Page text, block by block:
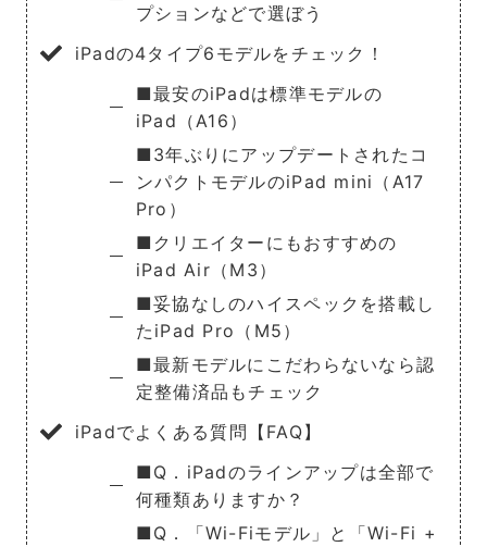
プションなどで選ぼう
iPadの4タイプ6モデルをチェック！
■最安のiPadは標準モデルの
iPad（A16）
■3年ぶりにアップデートされたコ
ンパクトモデルのiPad mini（A17
Pro）
■クリエイターにもおすすめの
iPad Air（M3）
■妥協なしのハイスペックを搭載し
たiPad Pro（M5）
■最新モデルにこだわらないなら認
定整備済品もチェック
iPadでよくある質問【FAQ】
■Q．iPadのラインアップは全部で
何種類ありますか？
■Q．「Wi-Fiモデル」と「Wi-Fi +